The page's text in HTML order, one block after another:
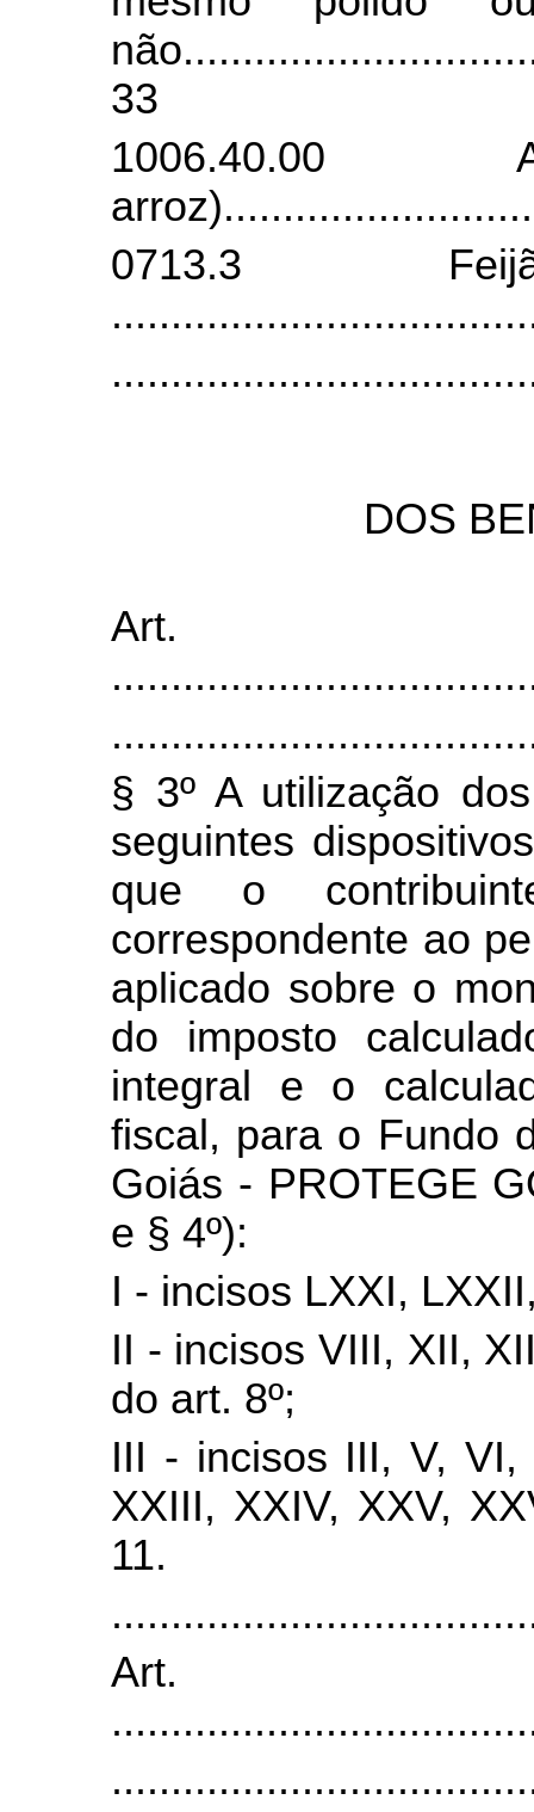
não
33
1006.40.00
arroz)
0713.3
.
DOS
.
.
§ 3º A utilização
seguintes
que o
correspondente ao
aplicado sobre o
do imposto
integral e o
fiscal, para o Fundo
Goiás - PROTEGE
e § 4º):
I - incisos LXXI,
II - incisos VIII, XII,
do art. 8º;
III - incisos III, V,
XXIII, XXIV, XXV,
11.
.
.
.